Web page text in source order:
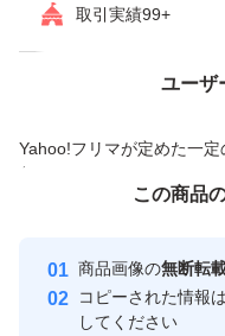
取引実績99+
ユーザ
Yahoo!フリマが定めた一
付与しています
安心取引出品者
取引実績
価格の相談
この商品
商品画像の無断転
コピーされた情報は
してください
この商品をみている人